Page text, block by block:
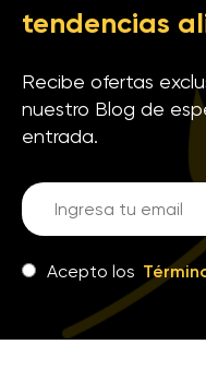
tendencias
Recibe ofertas
nuestro Blog de
entrada.
Acepto los